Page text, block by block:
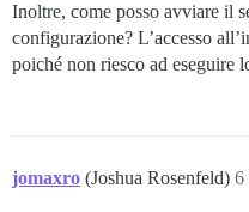
Inoltre, come posso avviare il
configurazione? L’accesso
poiché non riesco ad eseguire
jomaxro (Joshua Rosenfeld) 6